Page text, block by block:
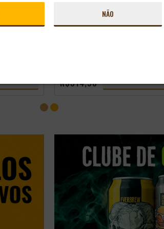
PILSNER URQUELL LATA 500ML
R$314,98 CONHEÇA O
NÃO